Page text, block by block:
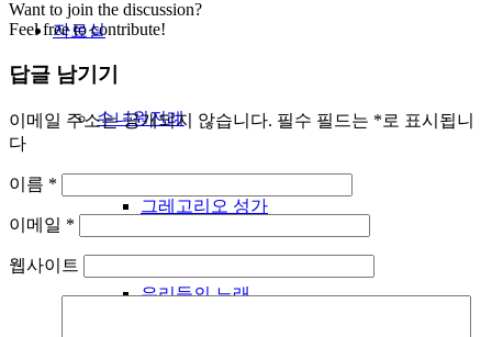
자료실
수녀원전례
그레고리오 성가
우리들의 노래
Want to join the discussion?
Feel free to contribute!
답글 남기기
이메일 주소는 공개되지 않습니다. 필수 필드는 *로 표시됩니
다
이름 *
이메일 *
웹사이트